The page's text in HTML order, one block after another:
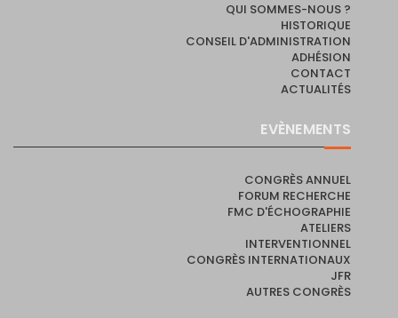
QUI SOMMES-NOUS ?
HISTORIQUE
CONSEIL D'ADMINISTRATION
ADHÉSION
CONTACT
ACTUALITÉS
EVÈNEMENTS
CONGRÈS ANNUEL
FORUM RECHERCHE
FMC D'ÉCHOGRAPHIE
ATELIERS
INTERVENTIONNEL
CONGRÈS INTERNATIONAUX
JFR
AUTRES CONGRÈS